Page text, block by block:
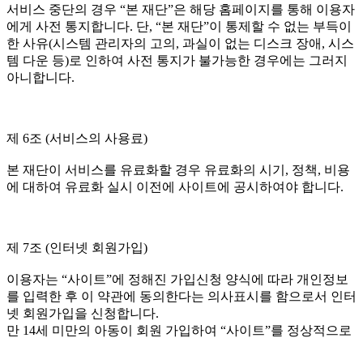
서비스 중단의 경우 “본 재단”은 해당 홈페이지를 통해 이용자
에게 사전 통지합니다. 단, “본 재단”이 통제할 수 없는 부득이
한 사유(시스템 관리자의 고의, 과실이 없는 디스크 장애, 시스
템 다운 등)로 인하여 사전 통지가 불가능한 경우에는 그러지
아니합니다.
제 6조 (서비스의 사용료)
본 재단이 서비스를 유료화할 경우 유료화의 시기, 정책, 비용
에 대하여 유료화 실시 이전에 사이트에 공시하여야 합니다.
제 7조 (인터넷 회원가입)
이용자는 “사이트”에 정해진 가입신청 양식에 따라 개인정보
를 입력한 후 이 약관에 동의한다는 의사표시를 함으로서 인터
넷 회원가입을 신청합니다.
만 14세 미만의 아동이 회원 가입하여 “사이트”를 정상적으로